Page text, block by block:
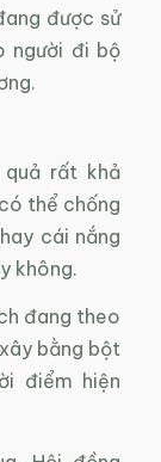
được sử
người đi bộ
rất khả
thể chống
cái nắng
không.
đang theo
bằng bột
điểm hiện